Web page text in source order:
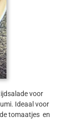
voor
Ideaal voor
tomaatjes en